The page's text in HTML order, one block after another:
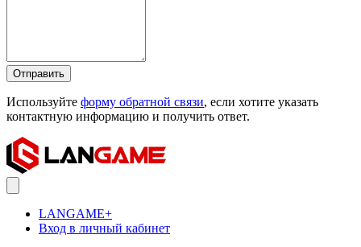
Отправить
Используйте форму обратной связи, если хотите указать
контактную информацию и получить ответ.
LANGAME+
Вход в личный кабинет